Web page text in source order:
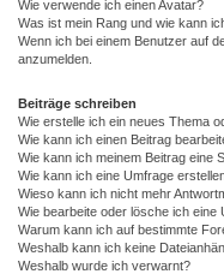
Wie verwende ich einen Avatar?
Was ist mein Rang und wie kann
Wenn ich bei einem Benutzer auf
anzumelden.
Beiträge schreiben
Wie erstelle ich ein neues Thema
Wie kann ich einen Beitrag
Wie kann ich meinem Beitrag eine
Wie kann ich eine Umfrage
Wieso kann ich nicht mehr
Wie bearbeite oder lösche ich eine
Warum kann ich auf bestimmte
Weshalb kann ich keine
Weshalb wurde ich verwarnt?